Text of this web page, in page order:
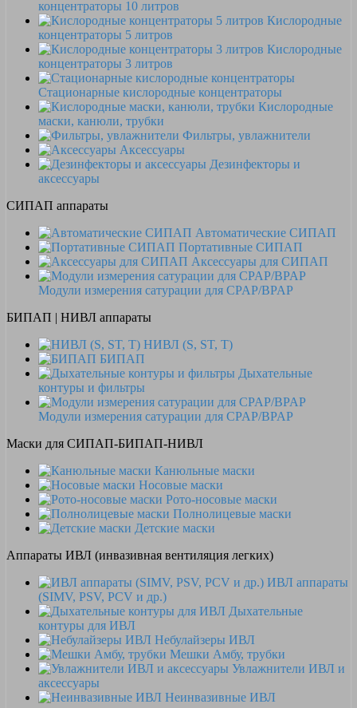
концентраторы 10 литров
Кислородные
концентраторы 5 литров
Кислородные
концентраторы 3 литров
Стационарные кислородные концентраторы
Кислородные
маски, канюли, трубки
Фильтры, увлажнители
Аксессуары
Дезинфекторы и
аксессуары
СИПАП аппараты
Автоматические СИПАП
Портативные СИПАП
Аксессуары для СИПАП
Модули измерения сатурации для CPAP/BPAP
БИПАП | НИВЛ аппараты
НИВЛ (S, ST, T)
БИПАП
Дыхательные
контуры и фильтры
Модули измерения сатурации для CPAP/BPAP
Маски для СИПАП-БИПАП-НИВЛ
Канюльные маски
Носовые маски
Рото-носовые маски
Полнолицевые маски
Детские маски
Аппараты ИВЛ (инвазивная вентиляция легких)
ИВЛ аппараты
(SIMV, PSV, PCV и др.)
Дыхательные
контуры для ИВЛ
Небулайзеры ИВЛ
Мешки Амбу, трубки
Увлажнители ИВЛ и
аксессуары
Неинвазивные ИВЛ